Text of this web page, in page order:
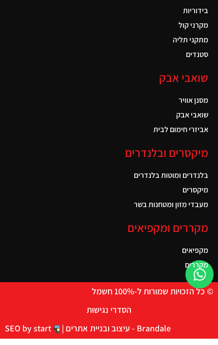
בידוריות
מקרני קול
מתקני תליה
סטנדים
שואבי אבק
מסנן אוויר
שואבי אבק
אביזרי חימום לבית
מיקסרים ובלנדרים
בלנדרים ומוטות בלנדרים
מיקסרים
מעבדי מזון ומטחנות בשר
מקררים ומקפיאים
מקפיאים
מקררים
© כל הזכויות שמורות ל-100% חשמל
הסדרי נגישות
Brandale - עיצוב ובניית אתרים |